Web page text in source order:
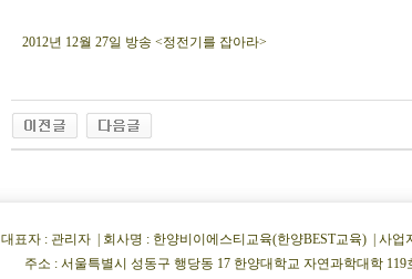
2012년 12월 27일 방송 <정전기를 잡아라>
대표자 : 관리자 | 회사명 : 한양비이에스티교육(한양BEST교육) | 사업
주소 : 서울특별시 성동구 행당동 17 한양대학교 자연과학대학